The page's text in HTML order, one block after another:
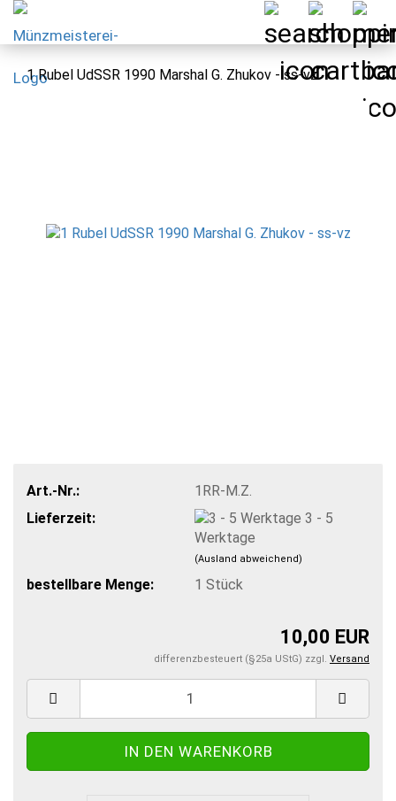
1 Rubel UdSSR 1990 Marshal G. Zhukov - ss-vz
Art.-Nr.:
1RR-M.Z.
Lieferzeit:
3 - 5
Werktage
(Ausland abweichend)
bestellbare Menge: 1 Stück
10,00 EUR
differenzbesteuert (§25a UStG) zzgl. Versand